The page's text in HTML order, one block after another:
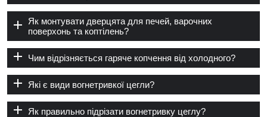
Як монтувати дверцята для печей, варочних
поверхонь та коптілень?
Чим відрізняється гаряче копчення від холодного?
Які є види вогнетривкої цегли?
Як правильно підрізати вогнетривку цеглу?